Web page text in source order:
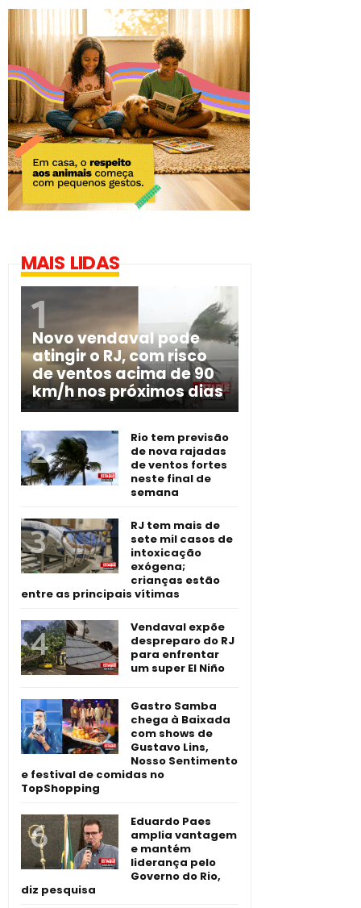
MAIS LIDAS
Novo vendaval pode
atingir o RJ, com risco
de ventos acima de 90
km/h nos próximos dias
Rio tem previsão
de nova rajadas
de ventos fortes
neste final de
semana
RJ tem mais de
sete mil casos de
intoxicação
exógena;
crianças estão
entre as principais vítimas
Vendaval expõe
despreparo do RJ
para enfrentar
um super El Niño
Gastro Samba
chega à Baixada
com shows de
Gustavo Lins,
Nosso Sentimento
e festival de comidas no
TopShopping
Eduardo Paes
amplia vantagem
e mantém
liderança pelo
Governo do Rio,
diz pesquisa